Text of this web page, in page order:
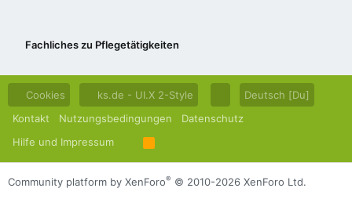
Fachliches zu Pflegetätigkeiten
Cookies ks.de - UI.X 2-Style
Deutsch [Du]
Kontakt
Nutzungsbedingungen
Datenschutz
Hilfe und Impressum
R
S
S
Community platform by XenForo® © 2010-2026 XenForo Ltd.